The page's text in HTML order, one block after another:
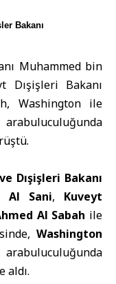
Bakanı
Muhammed bin
Dışişleri Bakanı
Washington ile
Dışişleri Bakanı
Al Sani, Kuveyt
Al Sabah ile
Washington
arabuluculuğunda
aldı.